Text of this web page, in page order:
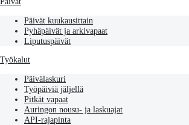
Päivät kuukausittain
Pyhäpäivät ja arkivapaat
Liputuspäivät
Työkalut
Päivälaskuri
Työpäiviä jäljellä
Pitkät vapaat
Auringon nousu- ja laskuajat
API-rajapinta